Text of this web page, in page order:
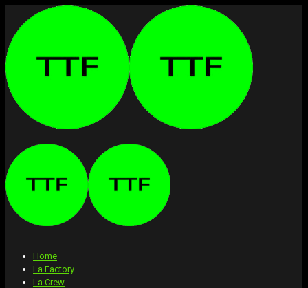
Home
La Factory
La Crew